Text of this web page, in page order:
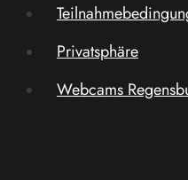
Privatsphäre
Webcams